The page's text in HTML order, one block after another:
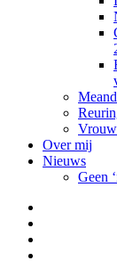
Over mij
Nieuws
Geen